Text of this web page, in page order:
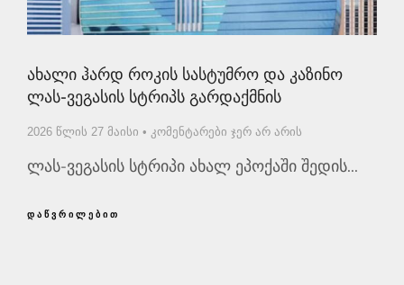
Ახალი Ჰარდ Როკის Სასტუმრო Და Კაზინო
Ლას-Ვეგასის Სტრიპს Გარდაქმნის
2026 წლის 27 მაისი კომენტარები ჯერ არ არის
ლას-ვეგასის სტრიპი ახალ ეპოქაში შედის...
ᲓᲐᲬᲕᲠᲘᲚᲔᲑᲘᲗ